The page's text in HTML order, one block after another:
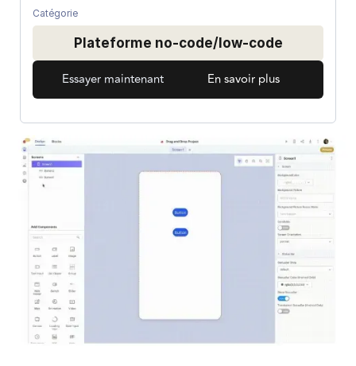
Catégorie
Plateforme no-code/low-code
Essayer maintenant En savoir plus